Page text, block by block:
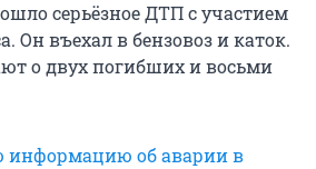
серьёзное ДТП с участием
Он въехал в бензовоз и каток.
о двух погибших и восьми
информацию об аварии в